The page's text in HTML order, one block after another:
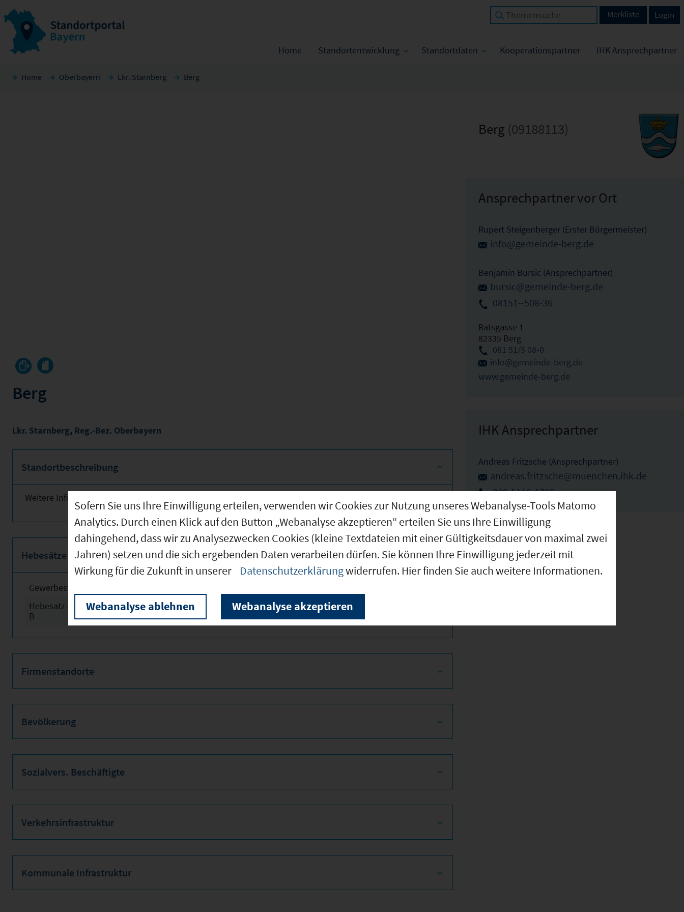
Home Standortentwicklung Standortdaten Kooperationspartner IHK Ansprechpartner
Login
Merkliste
Home Oberbayern Lkr. Starnberg Berg
Berg
Lkr. Starnberg, Reg.-Bez. Oberbayern
Standortbeschreibung
Weitere Informationen finden Sie obenstehend!
Hebesätze
Gewerbesteuerhebesatz
Hebesatz der Grundsteuer
B
2024 350
Firmenstandorte
Bevölkerung
Sozialvers. Beschäftigte
Verkehrsinfrastruktur
Kommunale Infrastruktur
Berg (09188113)
Ansprechpartner vor Ort
Rupert Steigenberger (Erster Bürgermeister)
info@gemeinde-berg.de
Benjamin Bursic (Ansprechpartner)
bursic@gemeinde-berg.de
08151--508-36
Ratsgasse 1
82335 Berg
081 51/5 08-0
info@gemeinde-berg.de
www.gemeinde-berg.de
IHK Ansprechpartner
Andreas Fritzsche (Ansprechpartner)
andreas.fritzsche@muenchen.ihk.de
089-5116-1785
Sofern Sie uns Ihre Einwilligung erteilen, verwenden wir Cookies zur Nutzung unseres Webanalyse-Tools Matomo
Analytics. Durch einen Klick auf den Button „Webanalyse akzeptieren“ erteilen Sie uns Ihre Einwilligung
dahingehend, dass wir zu Analysezwecken Cookies (kleine Textdateien mit einer Gültigkeitsdauer von maximal zwei
Jahren) setzen und die sich ergebenden Daten verarbeiten dürfen. Sie können Ihre Einwilligung jederzeit mit
Wirkung für die Zukunft in unserer
Datenschutzerklärungwiderrufen. Hier finden Sie auch weitere Informationen.
Webanalyse ablehnen Webanalyse akzeptieren